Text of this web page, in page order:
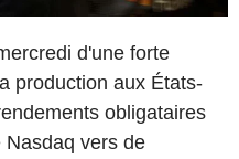
d'une forte
production aux États-
obligataires
Nasdaq vers de